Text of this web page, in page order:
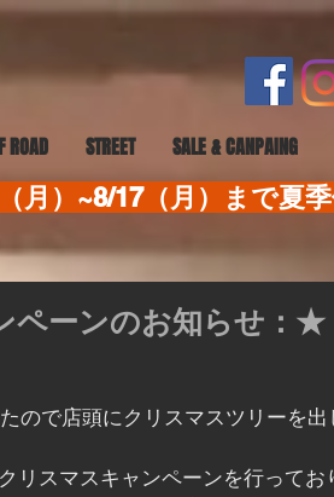
ROAD STREET SALE & CANPAING
月）~8/17（月）まで夏
ペーンのお知らせ：★
ので店頭にクリスマスツリーを出
リスマスキャンペーンを行ってお